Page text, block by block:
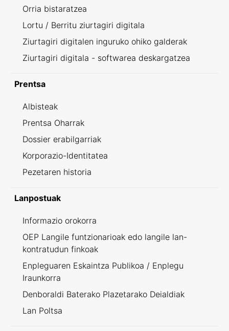
Orria bistaratzea
Lortu / Berritu ziurtagiri digitala
Ziurtagiri digitalen inguruko ohiko galderak
Ziurtagiri digitala - softwarea deskargatzea
Prentsa
Albisteak
Prentsa Oharrak
Dossier erabilgarriak
Korporazio-Identitatea
Pezetaren historia
Lanpostuak
Informazio orokorra
OEP Langile funtzionarioak edo langile lan-
kontratudun finkoak
Enpleguaren Eskaintza Publikoa / Enplegu
Iraunkorra
Denboraldi Baterako Plazetarako Deialdiak
Lan Poltsa